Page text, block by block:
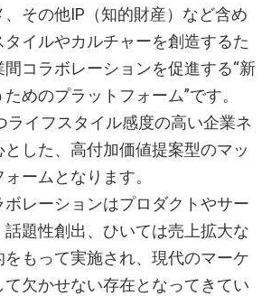
その他IP（知的財産）など含め
イルやカルチャーを創造するた
コラボレーションを促進する“新
めのプラットフォーム”です。
ライフスタイル感度の高い企業ネ
とした、高付加価値提案型のマッ
ームとなります。
レーションはプロダクトやサー
話題性創出、ひいては売上拡大な
をもって実施され、現代のマーケ
欠かせない存在となってきてい